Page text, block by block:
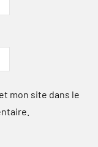
mon site dans le